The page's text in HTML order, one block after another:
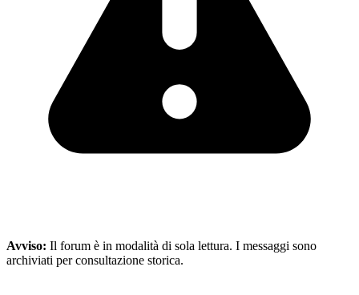
Avviso: Il forum è in modalità di sola lettura. I messaggi sono
archiviati per consultazione storica.